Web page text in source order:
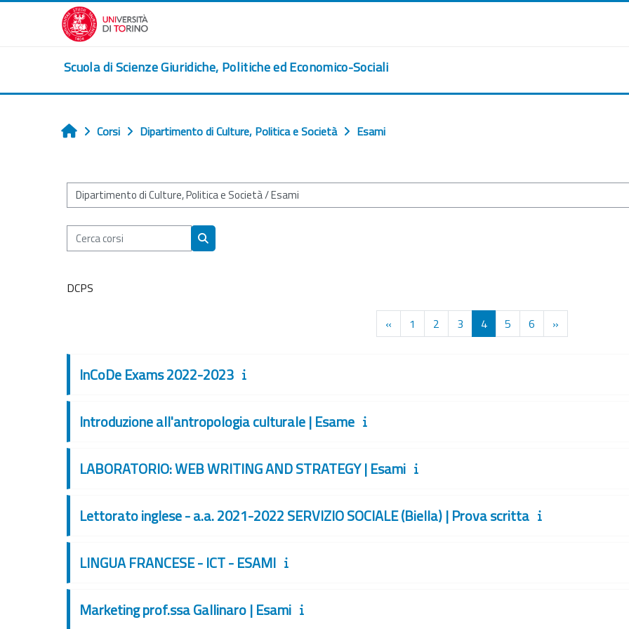
Vai al contenuto principale
Scuola di Scienze Giuridiche, Politiche ed Economico-Sociali
Home
Corsi Dipartimento di Culture, Politica e Società Esami
Categorie di corso
Cerca corsi
Cerca corsi
DCPS
«Pagina precedente
1 Pagina 1
2 Pagina 2
3Pagina 3
4Pagina 4
5Pagina 5
6Pagina 6
»Pagina
InCoDe Exams 2022-2023
Introduzione all'antropologia culturale | Esame
LABORATORIO: WEB WRITING AND STRATEGY | Esami
Lettorato inglese - a.a. 2021-2022 SERVIZIO SOCIALE (Biella) | Prova scritta
LINGUA FRANCESE - ICT - ESAMI
Marketing prof.ssa Gallinaro | Esami